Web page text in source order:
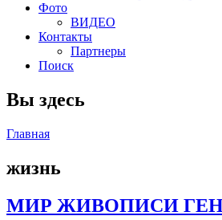
Фото
ВИДЕО
Контакты
Партнеры
Поиск
Вы здесь
Главная
жизнь
МИР ЖИВОПИСИ